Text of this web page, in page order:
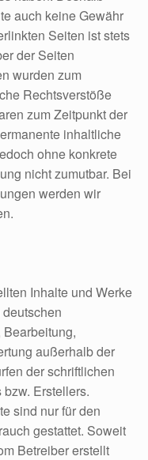
auch keine Gewähr
Seiten ist stets
der Seiten
wurden zum
Rechtsverstöße
zum Zeitpunkt der
inhaltliche
ohne konkrete
nicht zumutbar. Bei
werden wir
Inhalte und Werke
außerhalb der
der schriftlichen
Erstellers.
sind nur für den
gestattet. Soweit
Betreiber erstellt